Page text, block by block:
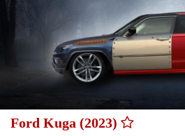
Ford Kuga (2023)